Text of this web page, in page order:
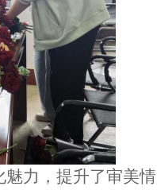
魅力，提升了审美